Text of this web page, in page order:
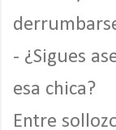
- ¿Sigues
esa chica?
Entre